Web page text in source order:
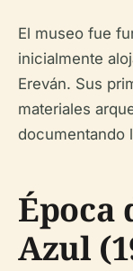
El museo fue
inicialmente
Ereván. Sus
materiales
documentando
Época
Azul